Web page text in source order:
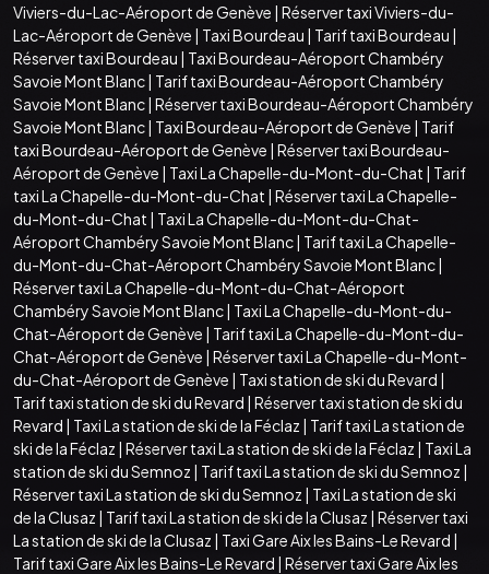
Viviers-du-Lac-Aéroport de Genève | Réserver taxi Viviers-du-
Lac-Aéroport de Genève | Taxi Bourdeau | Tarif taxi Bourdeau |
Réserver taxi Bourdeau | Taxi Bourdeau-Aéroport Chambéry
Savoie Mont Blanc| Tarif taxi Bourdeau-Aéroport Chambéry
Savoie Mont Blanc| Réserver taxi Bourdeau-Aéroport Chambéry
Savoie Mont Blanc| Taxi Bourdeau-Aéroport de Genève | Tarif
taxi Bourdeau-Aéroport de Genève | Réserver taxi Bourdeau-
Aéroport de Genève | Taxi La Chapelle-du-Mont-du-Chat | Tarif
taxi La Chapelle-du-Mont-du-Chat | Réserver taxi La Chapelle-
du-Mont-du-Chat | Taxi La Chapelle-du-Mont-du-Chat-
Aéroport Chambéry Savoie Mont Blanc| Tarif taxi La Chapelle-
du-Mont-du-Chat-Aéroport Chambéry Savoie Mont Blanc|
Réserver taxi La Chapelle-du-Mont-du-Chat-Aéroport
Chambéry Savoie Mont Blanc| Taxi La Chapelle-du-Mont-du-
Chat-Aéroport de Genève | Tarif taxi La Chapelle-du-Mont-du-
Chat-Aéroport de Genève | Réserver taxi La Chapelle-du-Mont-
du-Chat-Aéroport de Genève | Taxi station de ski du Revard |
Tarif taxi station de ski du Revard | Réserver taxi station de ski du
Revard | Taxi La station de ski de la Féclaz | Tarif taxi La station de
ski de la Féclaz | Réserver taxi La station de ski de la Féclaz | Taxi La
station de ski du Semnoz | Tarif taxi La station de ski du Semnoz |
Réserver taxi La station de ski du Semnoz | Taxi La station de ski
de la Clusaz | Tarif taxi La station de ski de la Clusaz | Réserver taxi
La station de ski de la Clusaz | Taxi Gare Aix les Bains-Le Revard |
Tarif taxi Gare Aix les Bains-Le Revard | Réserver taxi Gare Aix les